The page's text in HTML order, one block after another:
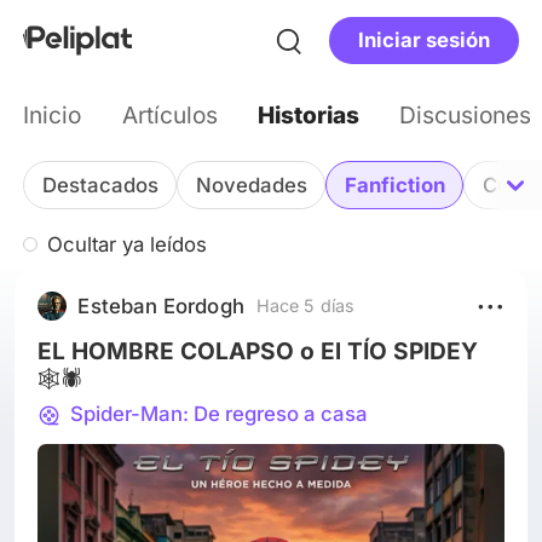
Iniciar sesión
Inicio Artículos Historias Discusiones
Destacados Novedades Fanfiction
Ocultar ya leídos
Esteban Eordogh Hace 5 días
EL HOMBRE COLAPSO o El TÍO SPIDEY
🕸️🕷️
Spider-Man: De regreso a casa